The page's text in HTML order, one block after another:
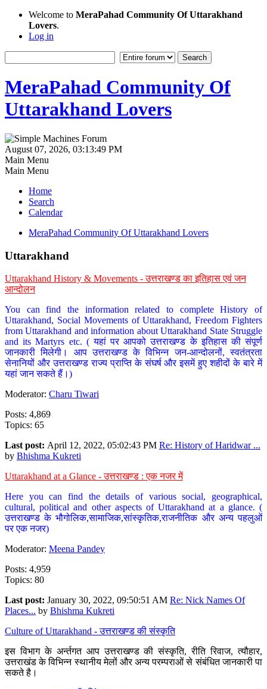
Welcome to MeraPahad Community Of Uttarakhand
Lovers.
Log in
MeraPahad Community Of
Uttarakhand Lovers
August 07, 2026, 03:13:49 PM
Main Menu
Main Menu
Home
Search
Calendar
MeraPahad Community Of Uttarakhand Lovers
Uttarakhand
Uttarakhand History & Movements - उत्तराखण्ड का इतिहास एवं जन
आन्दोलन
You can find the information related to complete History of
Uttarakhand, Social Movements of Uttarakhand, Freedom Fighters
from Uttarakhand and information about Uttarakhand State Struggle
and its Martyrs etc. ( यहां पर आपको उत्तराखण्ड के इतिहास की संपूर्ण
जानकारी मिलेगी। आप उत्तराखण्ड के विभिन्न जन-आन्दोलनों, स्वतंत्रता
सेनानियों और उत्तराखण्ड राज्य प्राप्ति के संघर्ष और इसमें हुए शहीदों के बारे में
यहां जान सकते हैं।)
Moderator: Charu Tiwari
Posts: 4,869
Topics: 65
Last post: April 12, 2022, 05:02:43 PM Re: History of Haridwar ...
by Bhishma Kukreti
Uttarakhand at a Glance - उत्तराखण्ड : एक नजर में
Here you can find the details of various social, geographical,
cultural, political and other aspects of Uttarakhand at a glance. (
उत्तराखण्ड के भौगोलिक,सामाजिक,सांस्कृतिक,राजनीतिक और अन्य पहलुओं
पर एक नजर)
Moderator: Meena Pandey
Posts: 4,959
Topics: 80
Last post: January 30, 2022, 09:50:51 AM Re: Nick Names Of
Places... by Bhishma Kukreti
Culture of Uttarakhand - उत्तराखण्ड की संस्कृति
इस विभाग के अर्न्तगत आप उत्तराखण्ड की संस्कृति, रीति रिवाज, त्यौहार,
उत्तराखंड के विभिन्न स्थानीय मेलों और अन्य परम्पराओं से संबंधित जानकारी पा
सकते है।